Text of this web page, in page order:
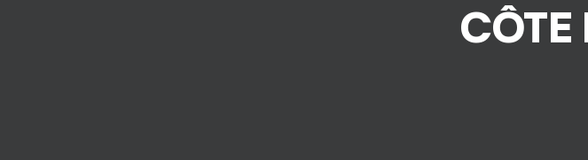
CÔTE